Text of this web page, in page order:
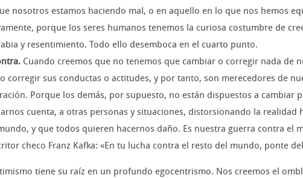
nosotros estamos haciendo mal, o en aquello en lo que nos hemos
porque los seres humanos tenemos la curiosa costumbre de
y resentimiento. Todo ello desemboca en el cuarto punto.
Cuando creemos que no tenemos que cambiar o corregir nada de
corregir sus conductas o actitudes, y por tanto, son merecedores de
Porque los demás, por supuesto, no están dispuestos a cambiar
cuenta, a otras personas y situaciones, distorsionando la realidad
y que todos quieren hacernos daño. Es nuestra guerra contra el
checo Franz Kafka: «En tu lucha contra el resto del mundo, ponte
tiene su raíz en un profundo egocentrismo. Nos creemos el